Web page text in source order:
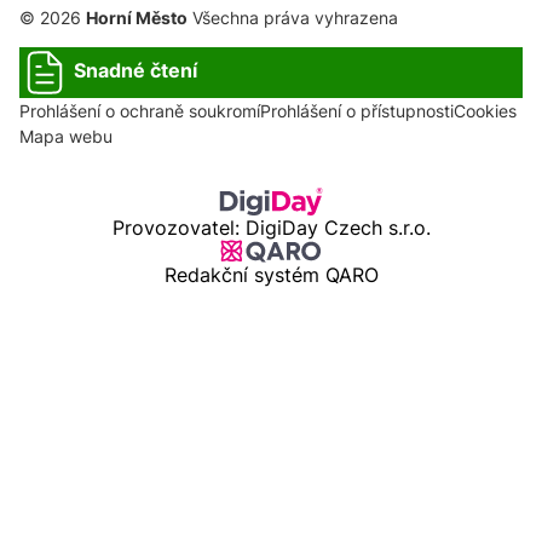
© 2026 Horní Město Všechna práva vyhrazena
Snadné čtení
Prohlášení o ochraně soukromíProhlášení o přístupnostiCookies
Mapa webu
Provozovatel: DigiDay Czech s.r.o.
Redakční systém QARO